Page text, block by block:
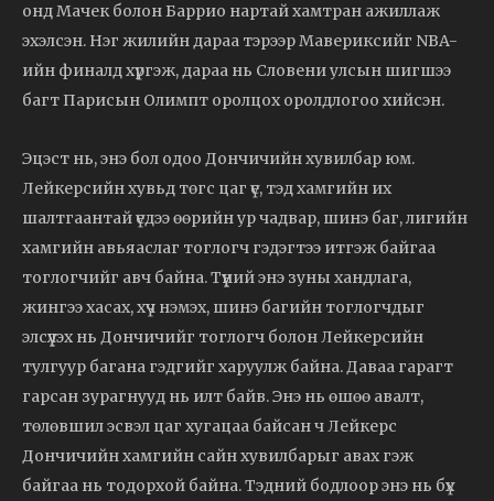
онд Мачек болон Баррио нартай хамтран ажиллаж
эхэлсэн. Нэг жилийн дараа тэрээр Мавериксийг NBA-
ийн финалд хүргэж, дараа нь Словени улсын шигшээ
багт Парисын Олимпт оролцох оролдлогоо хийсэн.
Эцэст нь, энэ бол одоо Дончичийн хувилбар юм.
Лейкерсийн хувьд төгс цаг үе, тэд хамгийн их
шалтгаантай үедээ өөрийн ур чадвар, шинэ баг, лигийн
хамгийн авьяаслаг тоглогч гэдэгтээ итгэж байгаа
тоглогчийг авч байна. Түүний энэ зуны хандлага,
жингээ хасах, хүч нэмэх, шинэ багийн тоглогчдыг
элсүүлэх нь Дончичийг тоглогч болон Лейкерсийн
тулгуур багана гэдгийг харуулж байна. Даваа гарагт
гарсан зурагнууд нь илт байв. Энэ нь өшөө авалт,
төлөвшил эсвэл цаг хугацаа байсан ч Лейкерс
Дончичийн хамгийн сайн хувилбарыг авах гэж
байгаа нь тодорхой байна. Тэдний бодлоор энэ нь бүх